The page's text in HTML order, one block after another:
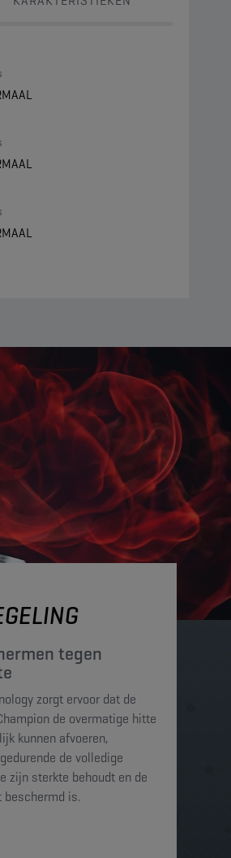
tegen
zorgt ervoor dat de
de overmatige hitte
kunnen afvoeren,
de volledige
zijn sterkte behoudt en de
is.